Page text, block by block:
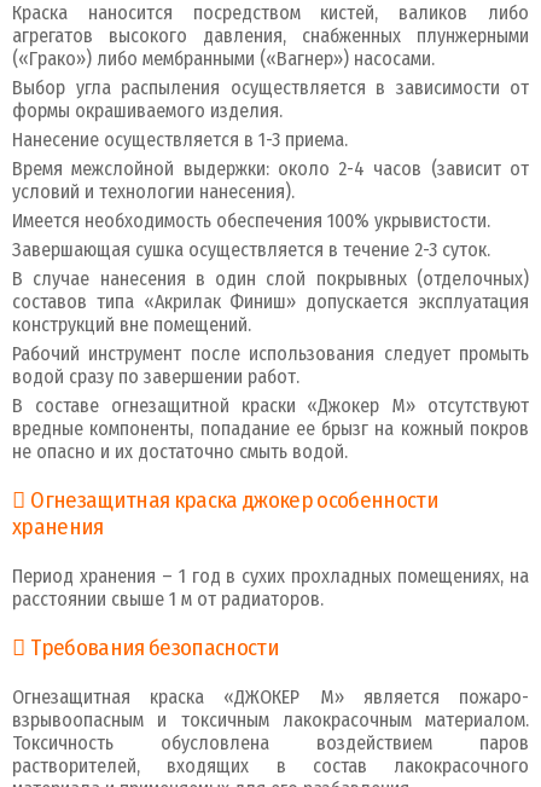
Краска наносится посредством кистей, валиков либо
агрегатов высокого давления, снабженных плунжерными
(«Грако») либо мембранными («Вагнер») насосами.
Выбор угла распыления осуществляется в зависимости от
формы окрашиваемого изделия.
Нанесение осуществляется в 1-3 приема.
Время межслойной выдержки: около 2-4 часов (зависит от
условий и технологии нанесения).
Имеется необходимость обеспечения 100% укрывистости.
Завершающая сушка осуществляется в течение 2-3 суток.
В случае нанесения в один слой покрывных (отделочных)
составов типа «Акрилак Финиш» допускается эксплуатация
конструкций вне помещений.
Рабочий инструмент после использования следует промыть
водой сразу по завершении работ.
В составе огнезащитной краски «Джокер М» отсутствуют
вредные компоненты, попадание ее брызг на кожный покров
не опасно и их достаточно смыть водой.
Огнезащитная краска джокер особенности
хранения
Период хранения – 1 год в сухих прохладных помещениях, на
расстоянии свыше 1 м от радиаторов.
Требования безопасности
Огнезащитная краска «ДЖОКЕР М» является пожаро-
взрывоопасным и токсичным лакокрасочным материалом.
Токсичность обусловлена воздействием паров
растворителей, входящих в состав лакокрасочного